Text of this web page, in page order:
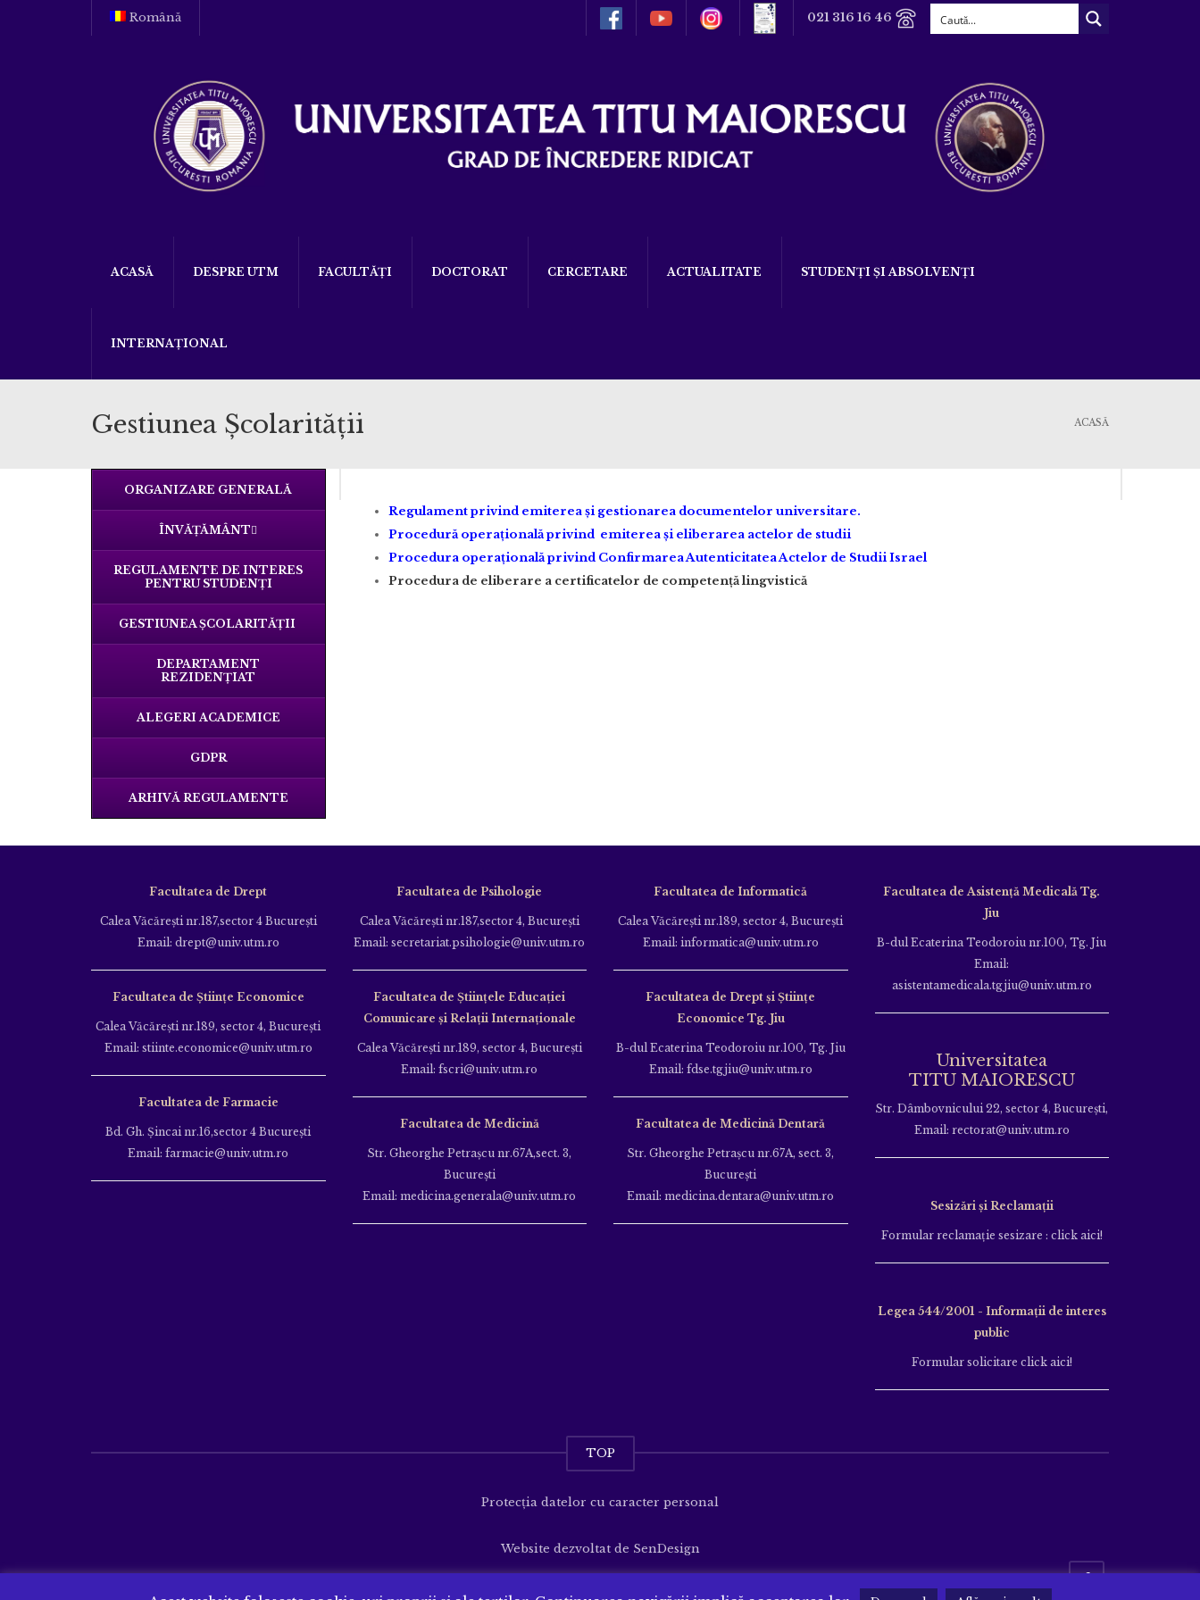
Română 021 316 16 46
ACASĂ DESPRE UTM FACULTĂȚI DOCTORAT CERCETARE ACTUALITATE STUDENȚI ȘI ABSOLVENȚI
INTERNAȚIONAL
Gestiunea Școlarității ACASĂ
ORGANIZARE GENERALĂ
ÎNVĂȚĂMÂNT
REGULAMENTE DE INTERES
PENTRU STUDENȚI
GESTIUNEA ȘCOLARITĂȚII
DEPARTAMENT
REZIDENȚIAT
ALEGERI ACADEMICE
GDPR
ARHIVĂ REGULAMENTE
Regulament privind emiterea și gestionarea documentelor universitare.
Procedură operațională privind emiterea și eliberarea actelor de studii
Procedura operațională privind Confirmarea Autenticitatea Actelor de Studii Israel
Procedura de eliberare a certificatelor de competență lingvistică
Facultatea de Drept
Calea Văcăreşti nr.187,sector 4 Bucureşti
Email: drept@univ.utm.ro
Facultatea de Științe Economice
Calea Văcăreşti nr.189, sector 4, Bucureşti
Email: stiinte.economice@univ.utm.ro
Facultatea de Farmacie
Bd. Gh. Şincai nr.16,sector 4 Bucureşti
Email: farmacie@univ.utm.ro
Facultatea de Psihologie
Calea Văcăreşti nr.187,sector 4, Bucureşti
Email: secretariat.psihologie@univ.utm.ro
Facultatea de Ştiinţele Educației
Comunicare și Relații Internaționale
Calea Văcăreşti nr.189, sector 4, Bucureşti
Email: fscri@univ.utm.ro
Facultatea de Medicină
Str. Gheorghe Petraşcu nr.67A,sect. 3,
Bucureşti
Email: medicina.generala@univ.utm.ro
Facultatea de Informatică
Calea Văcăreşti nr.189, sector 4, Bucureşti
Email: informatica@univ.utm.ro
Facultatea de Drept și Științe
Economice Tg. Jiu
B-dul Ecaterina Teodoroiu nr.100, Tg. Jiu
Email: fdse.tgjiu@univ.utm.ro
Facultatea de Medicină Dentară
Str. Gheorghe Petraşcu nr.67A, sect. 3,
Bucureşti
Email: medicina.dentara@univ.utm.ro
Facultatea de Asistență Medicală Tg.
Jiu
B-dul Ecaterina Teodoroiu nr.100, Tg. Jiu
Email:
asistentamedicala.tgjiu@univ.utm.ro
Universitatea
TITU MAIORESCU
Str. Dâmbovnicului 22, sector 4, București,
Email: rectorat@univ.utm.ro
Sesizări și Reclamații
Formular reclamație sesizare : click aici!
Legea 544/2001 - Informații de interes
public
Formular solicitare click aici!
TOP
Protecția datelor cu caracter personal
Website dezvoltat de SenDesign